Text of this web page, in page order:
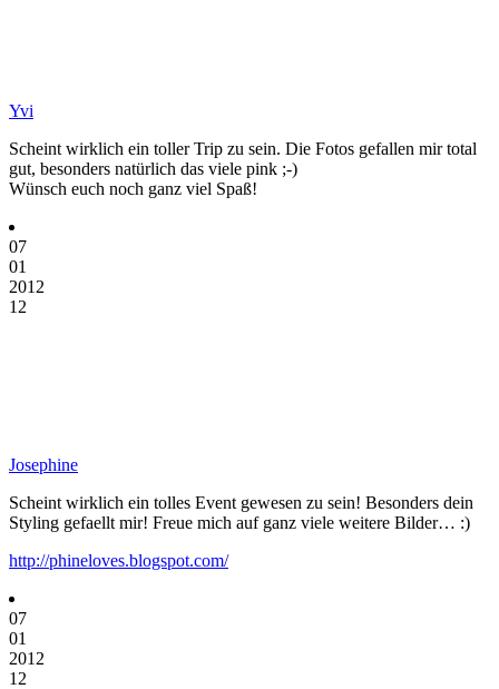
Yvi
Scheint wirklich ein toller Trip zu sein. Die Fotos gefallen mir total
gut, besonders natürlich das viele pink ;-)
Wünsch euch noch ganz viel Spaß!
07
01
2012
12
Josephine
Scheint wirklich ein tolles Event gewesen zu sein! Besonders dein
Styling gefaellt mir! Freue mich auf ganz viele weitere Bilder… :)
http://phineloves.blogspot.com/
07
01
2012
12